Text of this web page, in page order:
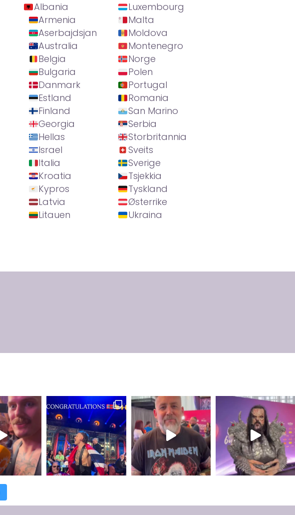
Albania
Armenia
Aserbajdsjan
Australia
Belgia
Bulgaria
Danmark
Estland
Finland
Georgia
Hellas
Israel
Italia
Kroatia
Kypros
Latvia
Litauen
Luxembourg
Malta
Moldova
Montenegro
Norge
Polen
Portugal
Romania
San Marino
Serbia
Storbritannia
Sveits
Sverige
Tsjekkia
Tyskland
Østerrike
Ukraina